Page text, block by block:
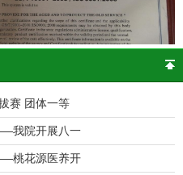
赛 团体一等
我院开展八一
桃花源医养开